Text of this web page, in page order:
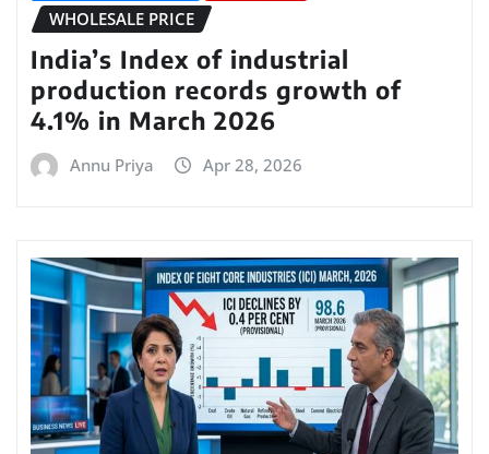
WHOLESALE PRICE
India’s Index of industrial
production records growth of
4.1% in March 2026
Annu Priya Apr 28, 2026